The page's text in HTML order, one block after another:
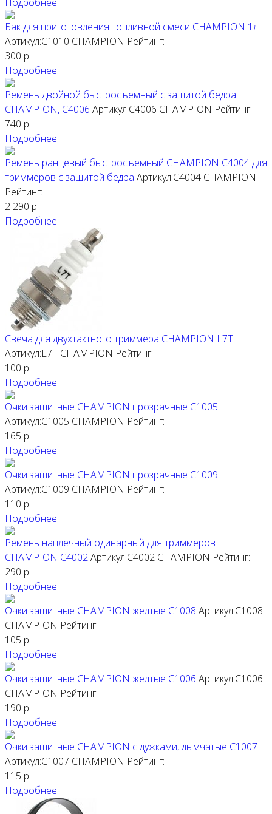
Бак для приготовления топливной смеси CHAMPION 1л
Артикул:C1010 CHAMPION Рейтинг:
300 р.
Подробнее
Ремень двойной быстросъемный с защитой бедра
CHAMPION, C4006 Артикул:C4006 CHAMPION Рейтинг:
740 р.
Подробнее
Ремень ранцевый быстросъемный CHAMPION C4004 для
триммеров с защитой бедра Артикул:C4004 CHAMPION
Рейтинг:
2 290 р.
Подробнее
Свеча для двухтактного триммера CHAMPION L7T
Артикул:L7T CHAMPION Рейтинг:
100 р.
Подробнее
Очки защитные CHAMPION прозрачные C1005
Артикул:С1005 CHAMPION Рейтинг:
165 р.
Подробнее
Очки защитные CHAMPION прозрачные С1009
Артикул:С1009 CHAMPION Рейтинг:
110 р.
Подробнее
Ремень наплечный одинарный для триммеров
CHAMPION C4002Артикул:C4002 CHAMPION Рейтинг:
290 р.
Подробнее
Очки защитные CHAMPION желтые С1008 Артикул:С1008
CHAMPION Рейтинг:
105 р.
Подробнее
Очки защитные CHAMPION желтые С1006 Артикул:С1006
CHAMPION Рейтинг:
190 р.
Подробнее
Очки защитные CHAMPION с дужками, дымчатые C1007
Артикул:С1007 CHAMPION Рейтинг:
115 р.
Подробнее